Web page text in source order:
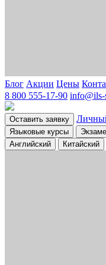
Блог Акции Цены
8 800 555-17-90 info@ils-
Оставить заявку
Языковые курсы
Английский
Китайский